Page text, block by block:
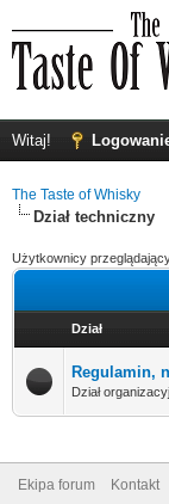
Witaj!
The Taste of Whisky
Dział techniczny
Użytkownicy
Dział
Regulamin,
Dział
Ekipa forum Kontakt